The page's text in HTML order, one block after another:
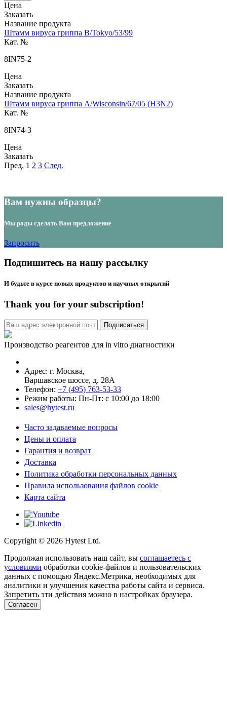
Цена
Заказать
Название продукта
Штамм вируса гриппа B/Tokyo/53/99
Кат. №
8IN75-2
Цена
Заказать
Название продукта
Штамм вируса гриппа A/Wisconsin/67/05 (H3N2)
Кат. №
8IN74-3
Цена
Заказать
Пред. 1 2 3 След.
Вам нужны образцы?
Мы рады сделать Вам предложение
Запросить
Подпишитесь на нашу рассылку
И будьте в курсе новых продуктов и научных открытий
Thank you for your subscription!
Производство реагентов для in vitro диагностики
Адрес: г. Москва,
Варшавское шоссе, д. 28А
Телефон: +7 (495) 763-53-33
Режим работы: Пн-Пт: с 10:00 до 18:00
sales@hytest.ru
Часто задаваемые вопросы
Цены и оплата
Гарантия и возврат
Доставка
Политика обработки персональных данных
Правила использования файлов cookie
Карта сайта
Copyright © 2026 Hytest Ltd.
Продолжая использовать наш сайт, вы соглашаетесь с
условиями обработки cookie-файлов и пользовательских
данных с помощью Яндекс.Метрика, необходимых для
аналитики и улучшения качества работы сайта и сервиса.
Запретить эти действия можно в настройках браузера.
Согласен